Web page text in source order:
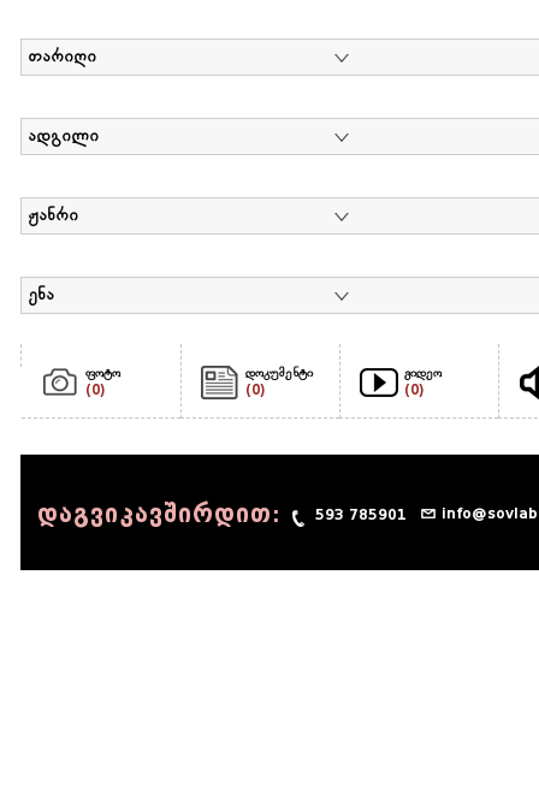
თარიღი
ადგილი
ჟანრი
ენა
ფოტო
(0)
დოკუმენტი
(0)
ვიდეო
(0)
დაგვიკავშირდით: 593 785901